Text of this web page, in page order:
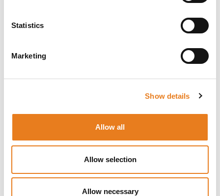
Statistics
Marketing
Show details
Allow all
Allow selection
Allow necessary
Gateway IoT 4G LTE Cat 6 TRB160